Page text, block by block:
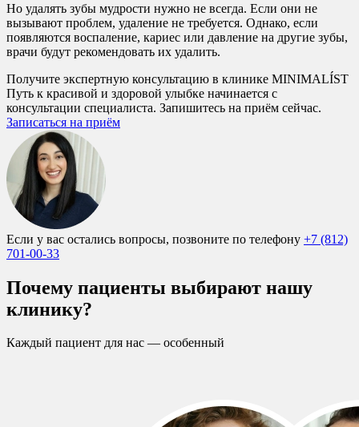
Но удалять зубы мудрости нужно не всегда. Если они не
вызывают проблем, удаление не требуется. Однако, если
появляются воспаление, кариес или давление на другие зубы,
врачи будут рекомендовать их удалить.
Получите экспертную консультацию в клинике MINIMALÍST
Путь к красивой и здоровой улыбке начинается с
консультации специалиста. Запишитесь на приём сейчас.
Записаться на приём
Если у вас остались вопросы, позвоните по телефону +7 (812)
701-00-33
Почему пациенты выбирают нашу
клинику?
Каждый пациент для нас — особенный